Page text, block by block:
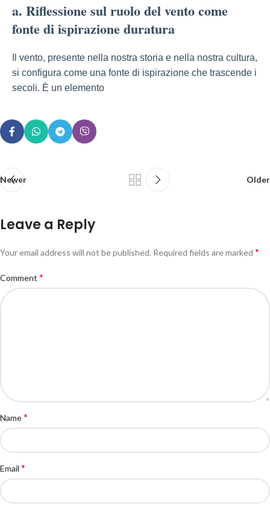
a. Riflessione sul ruolo del vento come
fonte di ispirazione duratura
Il vento, presente nella nostra storia e nella nostra cultura,
si configura come una fonte di ispirazione che trascende i
secoli. È un elemento
Newer Older
Leave a Reply
Your email address will not be published. Required fields are marked *
Comment *
Name*
Email *